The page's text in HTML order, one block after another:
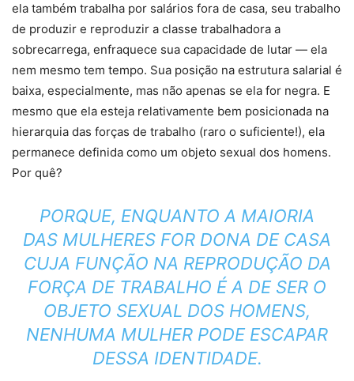
ela também trabalha por salários fora de casa, seu trabalho
de produzir e reproduzir a classe trabalhadora a
sobrecarrega, enfraquece sua capacidade de lutar — ela
nem mesmo tem tempo. Sua posição na estrutura salarial é
baixa, especialmente, mas não apenas se ela for negra. E
mesmo que ela esteja relativamente bem posicionada na
hierarquia das forças de trabalho (raro o suficiente!), ela
permanece definida como um objeto sexual dos homens.
Por quê?
PORQUE, ENQUANTO A MAIORIA
DAS MULHERES FOR DONA DE CASA
CUJA FUNÇÃO NA REPRODUÇÃO DA
FORÇA DE TRABALHO É A DE SER O
OBJETO SEXUAL DOS HOMENS,
NENHUMA MULHER PODE ESCAPAR
DESSA IDENTIDADE.